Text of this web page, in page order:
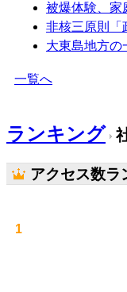
被爆体験、家
非核三原則「
大東島地方の
一覧へ
ランキング
アクセス数ラ
1